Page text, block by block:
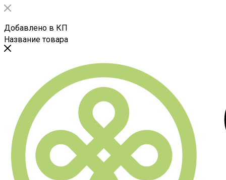
Добавлено в КП
Название товара